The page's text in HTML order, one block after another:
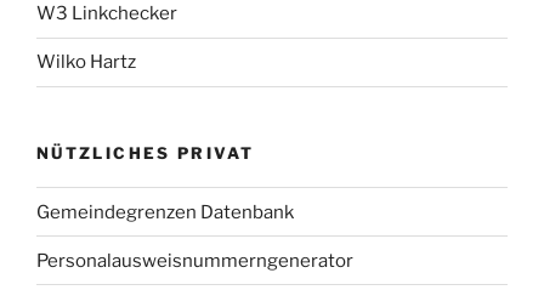
W3 Linkchecker
Wilko Hartz
NÜTZLICHES PRIVAT
Gemeindegrenzen Datenbank
Personalausweisnummerngenerator